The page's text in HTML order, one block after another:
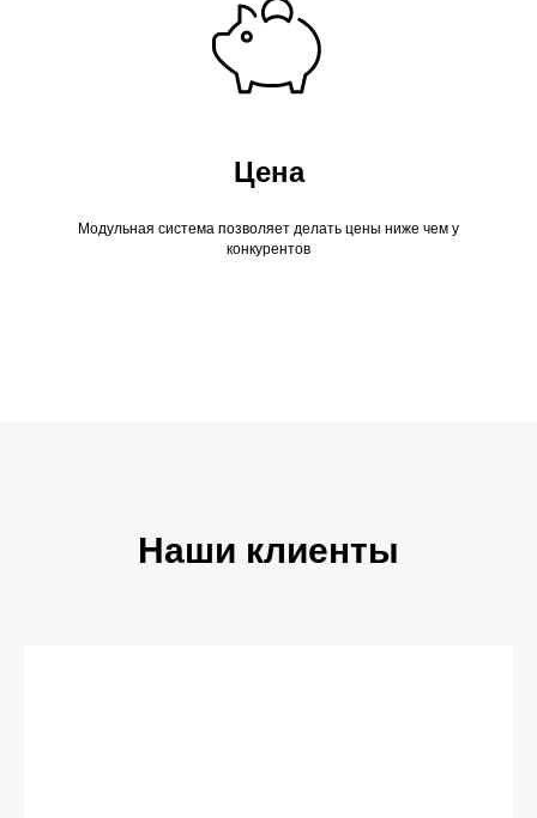
Цена
Модульная система позволяет делать цены ниже чем у
конкурентов
Наши клиенты